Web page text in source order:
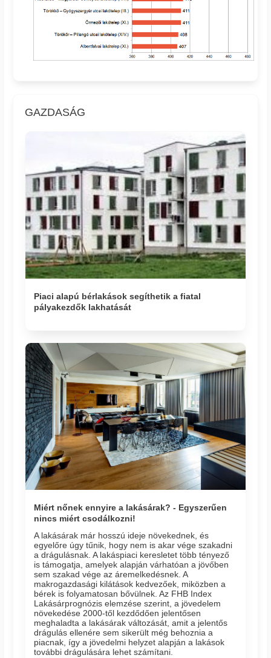
GAZDASÁG
Piaci alapú bérlakások segíthetik a fiatal
pályakezdők lakhatását
Miért nőnek ennyire a lakásárak? - Egyszerűen
nincs miért csodálkozni!
A lakásárak már hosszú ideje növekednek, és
egyelőre úgy tűnik, hogy nem is akar vége szakadni
a drágulásnak. A lakáspiaci keresletet több tényező
is támogatja, amelyek alapján várhatóan a jövőben
sem szakad vége az áremelkedésnek. A
makrogazdasági kilátások kedvezőek, miközben a
bérek is folyamatosan bővülnek. Az FHB Index
Lakásárprognózis elemzése szerint, a jövedelem
növekedése 2000-től kezdődően jelentősen
meghaladta a lakásárak változását, amit a jelentős
drágulás ellenére sem sikerült még behoznia a
piacnak, így a jövedelmi helyzet alapján a lakások
további drágulására lehet számítani.